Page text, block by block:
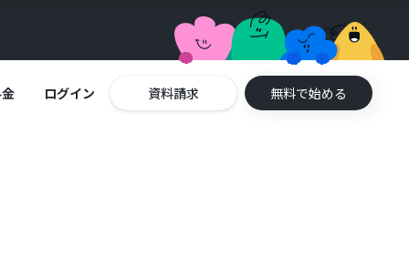
ログイン 資料請求 無料で始める